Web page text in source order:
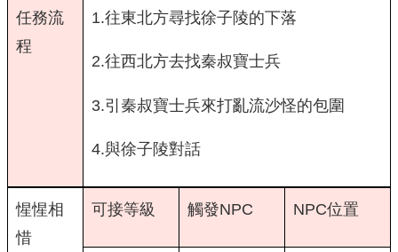
任務流
程
1.往東北方尋找徐子陵的下落
2.往西北方去找秦叔寶士兵
3.引秦叔寶士兵來打亂流沙怪的包圍
4.與徐子陵對話
惺惺相
惜
可接等級 觸發NPC NPC位置